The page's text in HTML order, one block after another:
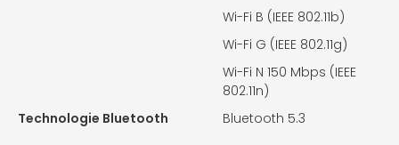
Wi-Fi B (IEEE 802.11b)
Wi-Fi G (IEEE 802.11g)
Wi-Fi N 150 Mbps (IEEE
802.11n)
Technologie Bluetooth
Bluetooth 5.3